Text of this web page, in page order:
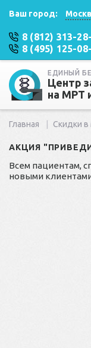
Ваш город:
8 (812) 313-
8 (495) 125-
ЕДИНЫЙ
Центр
на МРТ
Главная Скидки в
АКЦИЯ
Всем пациентам,
новыми